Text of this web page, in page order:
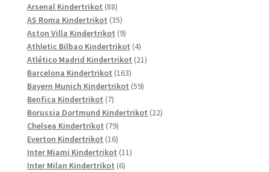
Arsenal Kindertrikot 8888
Produkte
AS Roma Kindertrikot 3535
Produkte
Aston Villa Kindertrikot 99
Produkte
Athletic Bilbao Kindertrikot 44
Produkte
Atlético Madrid Kindertrikot 2121
Barcelona Kindertrikot 163163
Produkte
Bayern Munich Kindertrikot 5959
Benfica Kindertrikot 77
Produkte
Borussia Dortmund Kindertrikot 2222
Chelsea Kindertrikot 7979
Produkte
Everton Kindertrikot 1616
Produkte
Inter Miami Kindertrikot 1111
Inter Milan Kindertrikot 66